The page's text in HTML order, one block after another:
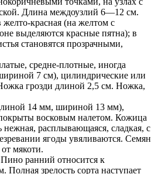
Длина междоузлий 6—12 см.
желто-красная (на желтом с
выделяются красные пятна); в
становятся прозрачными,
средне-плотные, иногда
7 см), цилиндрические или
грозди длиной 2,5 см. Ножка,
14 мм, шириной 13 мм),
восковым налетом. Кожица
нежная, расплывающаяся, сладкая, с
ягоды увяливаются. Семян
мякоти.
ранний относится к
Полная зрелость сорта наступает